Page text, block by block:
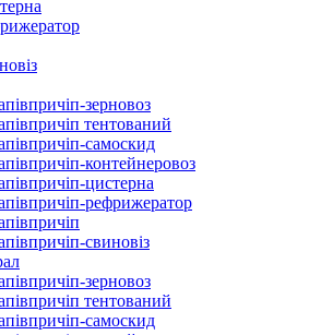
зерновоз
тентований
самоскид
контейнеровоз
цистерна
рефрижератор
свиновіз
зерновоз
тентований
самоскид